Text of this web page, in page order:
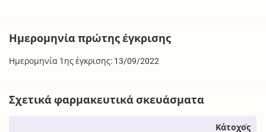
Ημερομηνία πρώτης έγκρισης
Ημερομηνία 1ης έγκρισης: 13/09/2022
Σχετικά φαρμακευτικά σκευάσματα
Κάτοχος